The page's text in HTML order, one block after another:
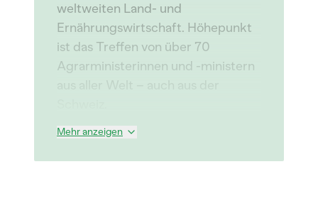
weltweiten Land- und
Ernährungswirtschaft. Höhepunkt
ist das Treffen von über 70
Agrarministerinnen und -ministern
Mehr anzeigen